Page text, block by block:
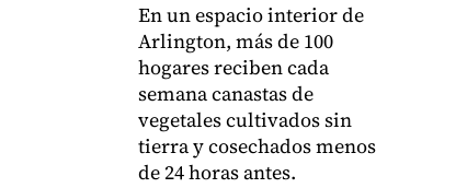
En un espacio interior de
Arlington, más de 100
hogares reciben cada
semana canastas de
vegetales cultivados sin
tierra y cosechados menos
de 24 horas antes.